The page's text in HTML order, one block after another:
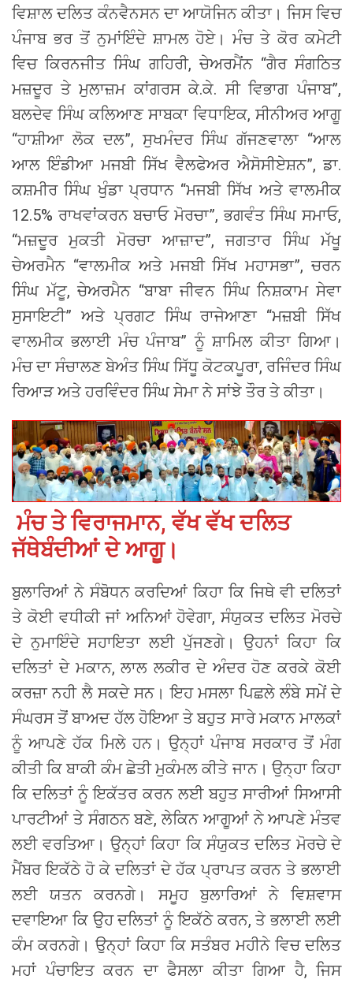
ਵਿਸ਼ਾਲ ਦਲਿਤ ਕੰਨਵੈਨਸਨ ਦਾ ਆਯੋਜਿਨ ਕੀਤਾ। ਜਿਸ ਵਿਚ
ਪੰਜਾਬ ਭਰ ਤੋਂ ਨੁਮਾਂਇੰਦੇ ਸ਼ਾਮਲ ਹੋਏ। ਮੰਚ ਤੇ ਕੋਰ ਕਮੇਟੀ
ਵਿਚ ਕਿਰਨਜੀਤ ਸਿੰਘ ਗਹਿਰੀ, ਚੇਅਰਮੈਂਨ “ਗੈਰ ਸੰਗਠਿਤ
ਮਜ਼ਦੂਰ ਤੇ ਮੁਲਾਜ਼ਮ ਕਾਂਗਰਸ ਕੇ.ਕੇ. ਸੀ ਵਿਭਾਗ ਪੰਜਾਬ”,
ਬਲਦੇਵ ਸਿੰਘ ਕਲਿਆਣ ਸਾਬਕਾ ਵਿਧਾਇਕ, ਸੀਨੀਅਰ ਆਗੂ
“ਹਾਸ਼ੀਆ ਲੋਕ ਦਲ”, ਸੁਖਮੰਦਰ ਸਿੰਘ ਗੱਜਣਵਾਲਾ “ਆਲ
ਆਲ ਇੰਡੀਆ ਮਜਬੀ ਸਿੱਖ ਵੈਲਫੇਅਰ ਐਸੋਸੀਏਸ਼ਨ”, ਡਾ.
ਕਸ਼ਮੀਰ ਸਿੰਘ ਖੁੰਡਾ ਪ੍ਰਧਾਨ “ਮਜਬੀ ਸਿੱਖ ਅਤੇ ਵਾਲਮੀਕ
12.5% ਰਾਖਵਾਂਕਰਨ ਬਚਾਓ ਮੋਰਚਾ”, ਭਗਵੰਤ ਸਿੰਘ ਸਮਾਓ,
“ਮਜ਼ਦੂਰ ਮੁਕਤੀ ਮੋਰਚਾ ਆਜ਼ਾਦ”, ਜਗਤਾਰ ਸਿੰਘ ਮੱਖੂ
ਚੇਅਰਮੈਨ “ਵਾਲਮੀਕ ਅਤੇ ਮਜਬੀ ਸਿੱਖ ਮਹਾਸਭਾ”, ਚਰਨ
ਸਿੰਘ ਮੱਟੂ, ਚੇਅਰਮੈਨ “ਬਾਬਾ ਜੀਵਨ ਸਿੰਘ ਨਿਸ਼ਕਾਮ ਸੇਵਾ
ਸੁਸਾਇਟੀ” ਅਤੇ ਪ੍ਰਗਟ ਸਿੰਘ ਰਾਜੇਆਣਾ “ਮਜ਼ਬੀ ਸਿੱਖ
ਵਾਲਮੀਕ ਭਲਾਈ ਮੰਚ ਪੰਜਾਬ” ਨੂੰ ਸ਼ਾਮਿਲ ਕੀਤਾ ਗਿਆ।
ਮੰਚ ਦਾ ਸੰਚਾਲਣ ਬੇਅੰਤ ਸਿੰਘ ਸਿੱਧੂ ਕੋਟਕਪੂਰਾ, ਰਜਿੰਦਰ ਸਿੰਘ
ਰਿਆੜ ਅਤੇ ਹਰਵਿੰਦਰ ਸਿੰਘ ਸੇਮਾ ਨੇ ਸਾਂਝੇ ਤੌਰ ਤੇ ਕੀਤਾ।
ਮੰਚ ਤੇ ਵਿਰਾਜਮਾਨ, ਵੱਖ ਵੱਖ ਦਲਿਤ
ਜੱਥੇਬੰਦੀਆਂ ਦੇ ਆਗੂ।
ਬੁਲਾਰਿਆਂ ਨੇ ਸੰਬੋਧਨ ਕਰਦਿਆਂ ਕਿਹਾ ਕਿ ਜਿਥੇ ਵੀ ਦਲਿਤਾਂ
ਤੇ ਕੋਈ ਵਧੀਕੀ ਜਾਂ ਅਨਿਆਂ ਹੋਵੇਗਾ, ਸੰਯੁਕਤ ਦਲਿਤ ਮੋਰਚੇ
ਦੇ ਨੁਮਾਇੰਦੇ ਸਹਾਇਤਾ ਲਈ ਪੁੱਜਣਗੇ। ਉਹਨਾਂ ਕਿਹਾ ਕਿ
ਦਲਿਤਾਂ ਦੇ ਮਕਾਨ, ਲਾਲ ਲਕੀਰ ਦੇ ਅੰਦਰ ਹੋਣ ਕਰਕੇ ਕੋਈ
ਕਰਜ਼ਾ ਨਹੀ ਲੈ ਸਕਦੇ ਸਨ। ਇਹ ਮਸਲਾ ਪਿਛਲੇ ਲੰਬੇ ਸਮੇਂ ਦੇ
ਸੰਘਰਸ ਤੋਂ ਬਾਅਦ ਹੱਲ ਹੋਇਆ ਤੇ ਬਹੁਤ ਸਾਰੇ ਮਕਾਨ ਮਾਲਕਾਂ
ਨੂੰ ਆਪਣੇ ਹੱਕ ਮਿਲੇ ਹਨ। ਉਨ੍ਹਾਂ ਪੰਜਾਬ ਸਰਕਾਰ ਤੋਂ ਮੰਗ
ਕੀਤੀ ਕਿ ਬਾਕੀ ਕੰਮ ਛੇਤੀ ਮੁਕੰਮਲ ਕੀਤੇ ਜਾਨ। ਉਨ੍ਹਾ ਕਿਹਾ
ਕਿ ਦਲਿਤਾਂ ਨੂੰ ਇਕੱਤਰ ਕਰਨ ਲਈ ਬਹੁਤ ਸਾਰੀਆਂ ਸਿਆਸੀ
ਪਾਰਟੀਆਂ ਤੇ ਸੰਗਠਨ ਬਣੇ, ਲੇਕਿਨ ਆਗੂਆਂ ਨੇ ਆਪਣੇ ਮੰਤਵ
ਲਈ ਵਰਤਿਆ। ਉਨ੍ਹਾਂ ਕਿਹਾ ਕਿ ਸੰਯੁਕਤ ਦਲਿਤ ਮੋਰਚੇ ਦੇ
ਮੈਂਬਰ ਇਕੱਠੇ ਹੋ ਕੇ ਦਲਿਤਾਂ ਦੇ ਹੱਕ ਪ੍ਰਾਪਤ ਕਰਨ ਤੇ ਭਲਾਈ
ਲਈ ਯਤਨ ਕਰਨਗੇ। ਸਮੂਹ ਬੁਲਾਰਿਆਂ ਨੇ ਵਿਸ਼ਵਾਸ
ਦਵਾਇਆ ਕਿ ਉਹ ਦਲਿਤਾਂ ਨੂੰ ਇਕੱਠੇ ਕਰਨ, ਤੇ ਭਲਾਈ ਲਈ
ਕੰਮ ਕਰਨਗੇ। ਉਨ੍ਹਾਂ ਕਿਹਾ ਕਿ ਸਤੰਬਰ ਮਹੀਨੇ ਵਿਚ ਦਲਿਤ
ਮਹਾਂ ਪੰਚਾਇਤ ਕਰਨ ਦਾ ਫੈਸਲਾ ਕੀਤਾ ਗਿਆ ਹੈ, ਜਿਸ